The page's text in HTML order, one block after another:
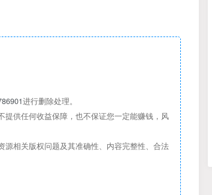
进行删除处理。
供任何收益保障，也不保证您一定能赚钱，风
相关版权问题及其准确性、内容完整性、合法